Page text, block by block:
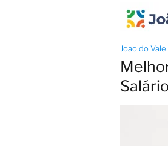
Joao do Vale